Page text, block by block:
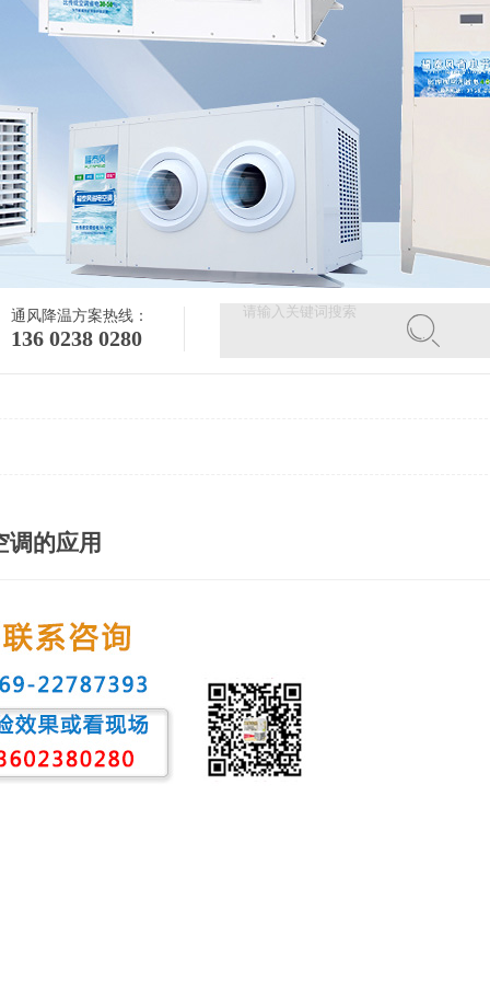
通风降温方案热线：
136 0238 0280
调的应用